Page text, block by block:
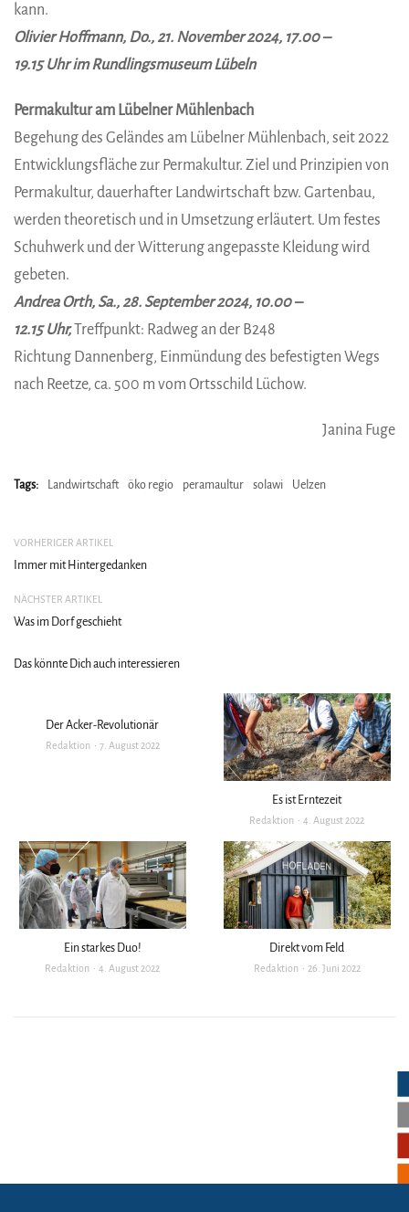
kann.
Olivier Hoffmann, Do., 21. November 2024, 17.00 –
19.15 Uhr im Rundlingsmuseum Lübeln
Permakultur am Lübelner Mühlenbach
Begehung des Geländes am Lübelner Mühlenbach, seit 2022
Entwicklungsfläche zur Permakultur. Ziel und Prinzipien von
Permakultur, dauerhafter Landwirtschaft bzw. Gartenbau,
werden theoretisch und in Umsetzung erläutert. Um festes
Schuhwerk und der Witterung angepasste Kleidung wird
gebeten.
Andrea Orth, Sa., 28. September 2024, 10.00 –
12.15 Uhr,Treffpunkt: Radweg an der B248
Richtung Dannenberg, Einmündung des befestigten Wegs
nach Reetze, ca. 500 m vom Ortsschild Lüchow.
Janina Fuge
Tags: Landwirtschaft öko regio peramaultur solawi Uelzen
VORHERIGER ARTIKEL
Immer mit Hintergedanken
NÄCHSTER ARTIKEL
Was im Dorf geschieht
Das könnte Dich auch interessieren
Der Acker-Revolutionär
Redaktion 7. August 2022
Es ist Erntezeit
Redaktion 4. August 2022
Ein starkes Duo!
Redaktion 4. August 2022
Direkt vom Feld
Redaktion 26. Juni 2022